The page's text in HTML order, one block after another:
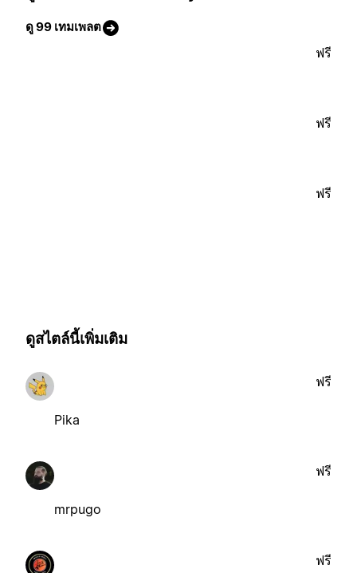
ดู 99 เทมเพลต
ฟรี
ฟรี
ฟรี
ดูสไตล์นี้เพิ่มเติม
Pika
ฟรี
mrpugo
ฟรี
ฟรี